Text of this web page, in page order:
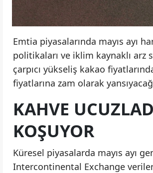
Emtia piyasalarında mayıs ayı
politikaları ve iklim kaynaklı arz
çarpıcı yükseliş kakao
fiyatlarına zam olarak
KAHVE
KOŞUYOR
Küresel piyasalarda mayıs ayı
Intercontinental Exchange